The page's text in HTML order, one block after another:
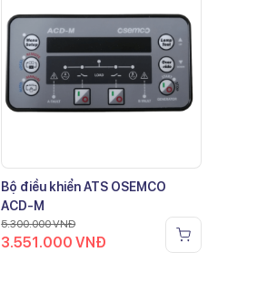
Bộ điều khiển ATS OSEMCO
ACD-M
5.300.000VNĐ
3.551.000VNĐ